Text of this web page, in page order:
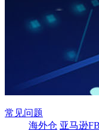
常见问题
海外仓 亚马逊